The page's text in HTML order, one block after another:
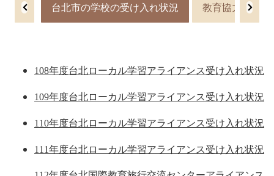
台北市の学校の受け入れ状況 教育協力に関
108年度台北ローカル学習アライアンス受け入れ状況
109年度台北ローカル学習アライアンス受け入れ状況
110年度台北ローカル学習アライアンス受け入れ状況
111年度台北ローカル学習アライアンス受け入れ状況